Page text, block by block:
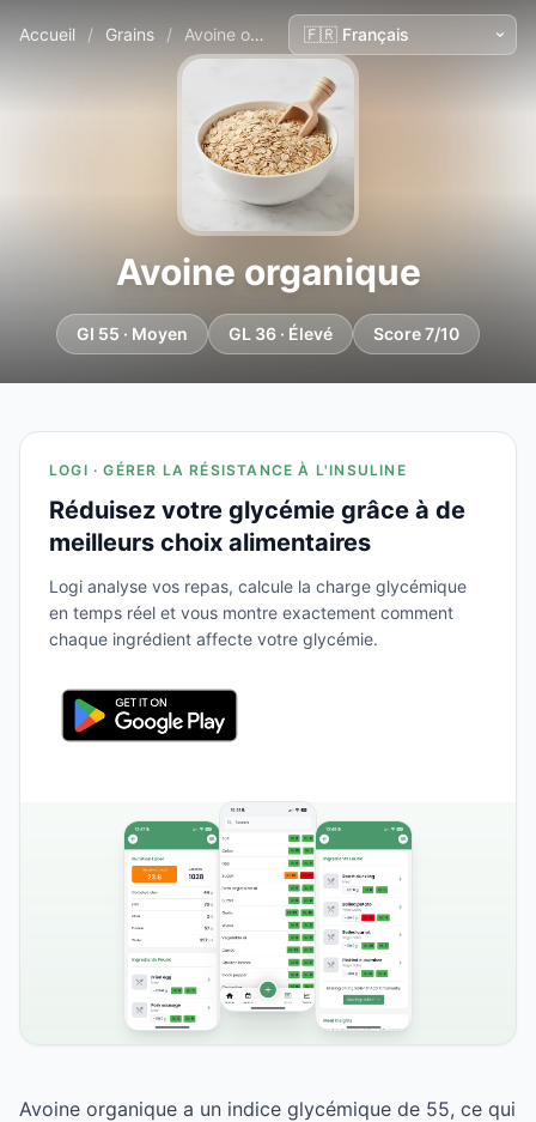
Accueil / Grains / Avoine organique
Avoine organique
GI 55 · Moyen GL 36 · Élevé Score 7/10
LOGI · GÉRER LA RÉSISTANCE À L'INSULINE
Réduisez votre glycémie grâce à de
meilleurs choix alimentaires
Logi analyse vos repas, calcule la charge glycémique
en temps réel et vous montre exactement comment
chaque ingrédient affecte votre glycémie.
Avoine organique a un indice glycémique de 55, ce qui